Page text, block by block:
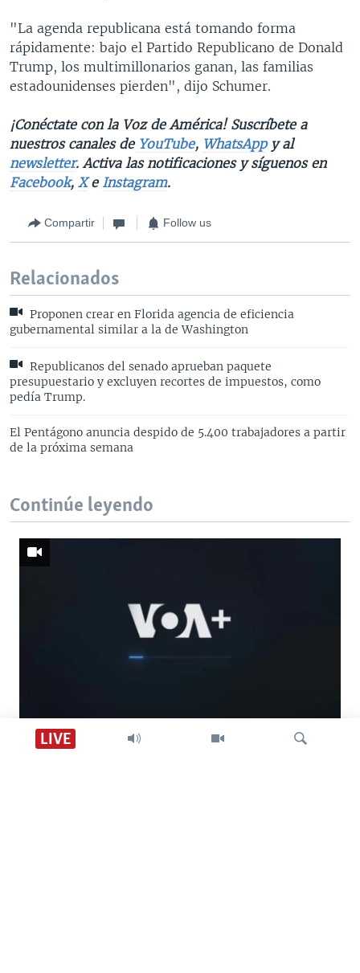
LIVE
"La agenda republicana está tomando forma
rápidamente: bajo el Partido Republicano de Donald
Trump, los multimillonarios ganan, las familias
estadounidenses pierden", dijo Schumer.
¡Conéctate con la Voz de América! Suscríbete a
nuestros canales deYouTube, WhatsAppy al
newsletter. Activa las notificaciones y síguenos en
Facebook, Xe Instagram.
Compartir Follow us
Relacionados
Proponen crear en Florida agencia de eficiencia
gubernamental similar a la de Washington
Republicanos del senado aprueban paquete
presupuestario y excluyen recortes de impuestos, como
pedía Trump.
El Pentágono anuncia despido de 5.400 trabajadores a partir
de la próxima semana
Continúe leyendo
Descarga VOA +